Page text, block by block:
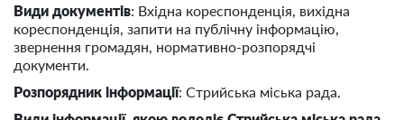
Види документів: Вхідна кореспонденція, вихідна
кореспонденція, запити на публічну інформацію,
звернення громадян, нормативно-розпорядчі
документи.
Розпорядник інформації: Стрийська міська рада.